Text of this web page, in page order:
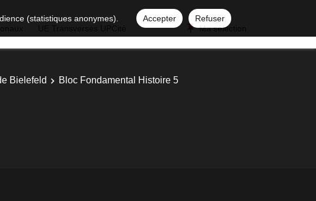
(statistiques anonymes). Accepter
Refuser
Ma sélection
Bielefeld
Bloc Fondamental Histoire 5